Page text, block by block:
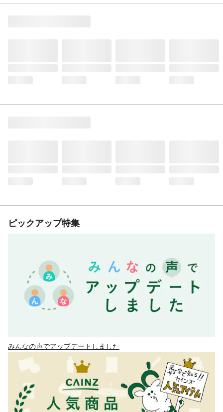
ピックアップ特集
みんなの声でアップデートしました